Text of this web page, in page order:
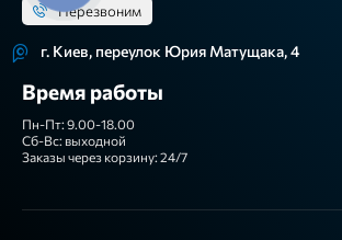
Перезвоним
г. Киев, переулок Юрия Матущака, 4
Время работы
Пн-Пт: 9.00-18.00
Сб-Вс: выходной
Заказы через корзину: 24/7